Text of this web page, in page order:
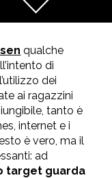
qualche
di
dei
ai ragazzini
tanto è
internet e i
è vero, ma il
ad
target guarda